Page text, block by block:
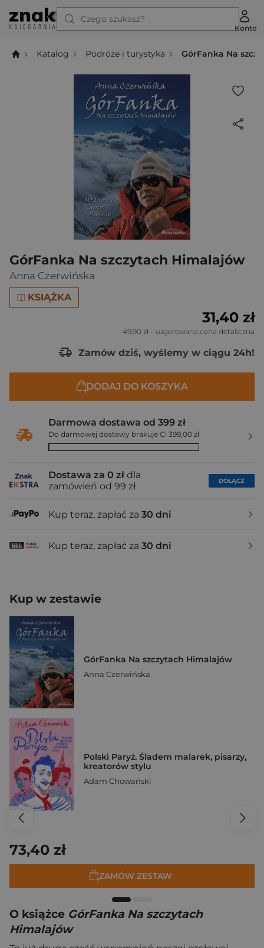
Czego szukasz?
Konto
Katalog Podróże i turystyka GórFanka Na
GórFanka Na szczytach Himalajów
Anna Czerwińska
KSIĄŻKA
31,40 zł
49,90 zł - sugerowana cena detaliczna
Zamów dziś, wyślemy w ciągu 24h!
DODAJ DO KOSZYKA
Darmowa dostawa od 399 zł
Do darmowej dostawy brakuje Ci 399,00 zł
Dostawa za 0 zł dla
zamówień od 99 zł
DOŁĄCZ
Kup teraz, zapłać za 30 dni
Kup teraz, zapłać za 30 dni
Kup w zestawie
GórFanka Na szczytach Himalajów
Anna Czerwińska
Polski Paryż. Śladem malarek, pisarzy,
kreatorów stylu
Adam Chowański
73,40 zł
ZAMÓW ZESTAW
O książce GórFanka Na szczytach
Himalajów